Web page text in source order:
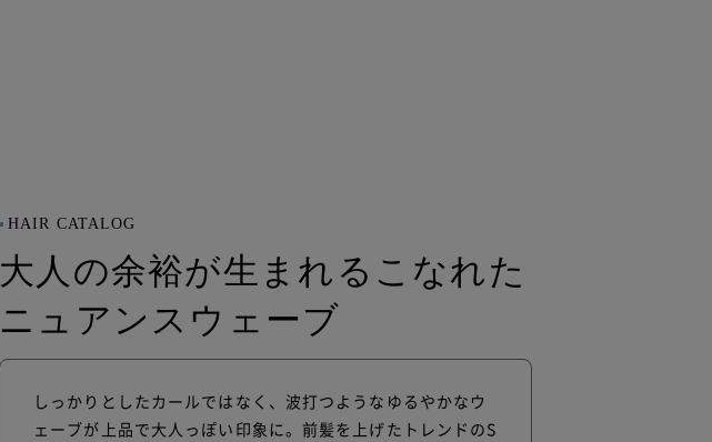
HAIR CATALOG
大人の余裕が生まれるこなれた
ニュアンスウェーブ
しっかりとしたカールではなく、波打つようなゆるやかなウ
ェーブが上品で大人っぽい印象に。前髪を上げたトレンドのS